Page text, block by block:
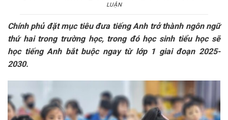
LUẬN
Chính phủ đặt mục tiêu đưa tiếng Anh trở thành ngôn ngữ
thứ hai trong trường học, trong đó học sinh tiểu học sẽ
học tiếng Anh bắt buộc ngay từ lớp 1 giai đoạn 2025-
2030.